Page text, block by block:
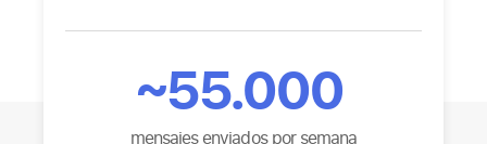
~55.000
mensajes enviados por semana